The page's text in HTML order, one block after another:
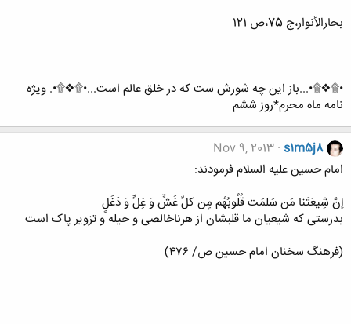
بحارالأنوار،ج 75،ص 121
•۩❖۩•...باز این چه شورش ست که در خلق عالم است...•۩❖۩•. ویژه
نامه ماه محرم*روز ششم
s1m5j8
Nov 9, 2013
امام حسین علیه السلام فرمودند:
إنَّ شِیعَتَنا مَن سَلمَت قُلُوبُهُم مٍن کلِّ غَشٍّ وَ غِلٍّ وَ دَغَلٍ
بدرستی که شیعیان ما قلبشان از هرناخالصی و حیله و تزویر پاک است
(فرهنگ سخنان امام حسین ص/ ۴۷۶)